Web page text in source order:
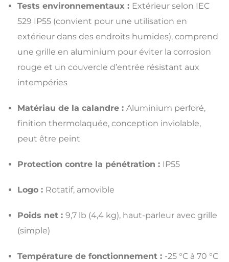
Tests environnementaux : Extérieur selon IEC
529 IP55 (convient pour une utilisation en
extérieur dans des endroits humides), comprend
une grille en aluminium pour éviter la corrosion
rouge et un couvercle d’entrée résistant aux
intempéries
Matériau de la calandre : Aluminium perforé,
finition thermolaquée, conception inviolable,
peut être peint
Protection contre la pénétration : IP55
Logo : Rotatif, amovible
Poids net : 9,7 lb (4,4 kg), haut-parleur avec grille
(simple)
Température de fonctionnement : -25 °C à 70 °C